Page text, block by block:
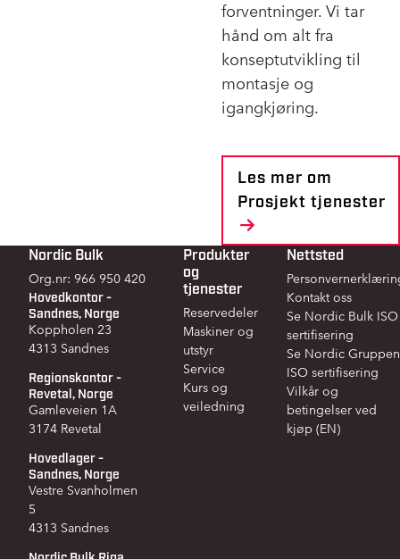
forventninger. Vi tar
hånd om alt fra
konseptutvikling til
montasje og
igangkjøring.
Les mer om
Prosjekt tjenester
Footer
Nordic Bulk
Org.nr: 966 950 420
Hovedkontor -
Sandnes, Norge
Koppholen 23
4313 Sandnes
Regionskontor -
Revetal, Norge
Gamleveien 1A
3174 Revetal
Hovedlager -
Sandnes, Norge
Vestre Svanholmen
5
4313 Sandnes
Nordic Bulk Riga,
Produkter
og
tjenester
Reservedeler
Maskiner og
utstyr
Service
Kurs og
veiledning
Nettsted
Kontakt oss
Se Nordic Bulk ISO
sertifisering
Se Nordic Gruppen
ISO sertifisering
Vilkår og
betingelser ved
kjøp (EN)